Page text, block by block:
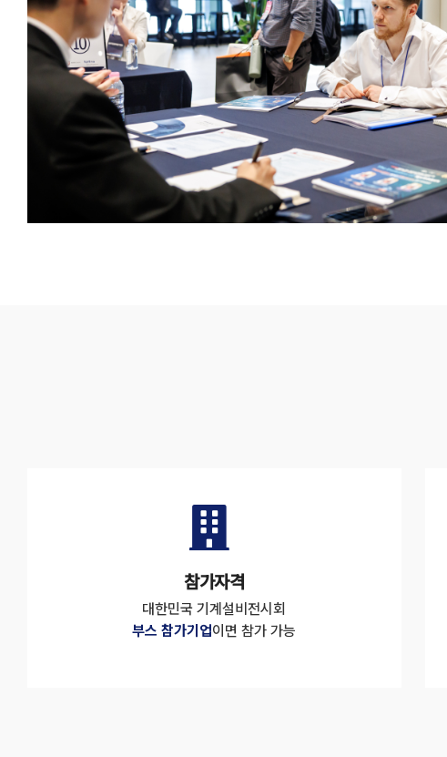
참가자격
대한민국 기계설비전시회
부스 참가기업이면 참가 가능